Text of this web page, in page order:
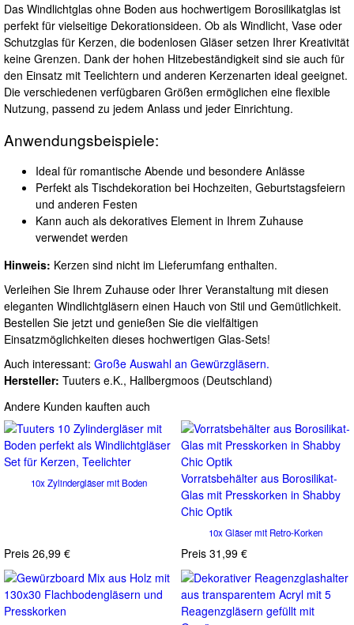
Das Windlichtglas ohne Boden aus hochwertigem Borosilikatglas ist
perfekt für vielseitige Dekorationsideen. Ob als Windlicht, Vase oder
Schutzglas für Kerzen, die bodenlosen Gläser setzen Ihrer Kreativität
keine Grenzen. Dank der hohen Hitzebeständigkeit sind sie auch für
den Einsatz mit Teelichtern und anderen Kerzenarten ideal geeignet.
Die verschiedenen verfügbaren Größen ermöglichen eine flexible
Nutzung, passend zu jedem Anlass und jeder Einrichtung.
Anwendungsbeispiele:
Ideal für romantische Abende und besondere Anlässe
Perfekt als Tischdekoration bei Hochzeiten, Geburtstagsfeiern
und anderen Festen
Kann auch als dekoratives Element in Ihrem Zuhause
verwendet werden
Hinweis: Kerzen sind nicht im Lieferumfang enthalten.
Verleihen Sie Ihrem Zuhause oder Ihrer Veranstaltung mit diesen
eleganten Windlichtgläsern einen Hauch von Stil und Gemütlichkeit.
Bestellen Sie jetzt und genießen Sie die vielfältigen
Einsatzmöglichkeiten dieses hochwertigen Glas-Sets!
Auch interessant: Große Auswahl an Gewürzgläsern.
Hersteller: Tuuters e.K., Hallbergmoos (Deutschland)
Andere Kunden kauften auch
10x Zylindergläser mit Boden
Preis 26,99 €
Vorratsbehälter aus Borosilikat-
Glas mit Presskorken in Shabby
Chic Optik
10x Gläser mit Retro-Korken
Preis 31,99 €